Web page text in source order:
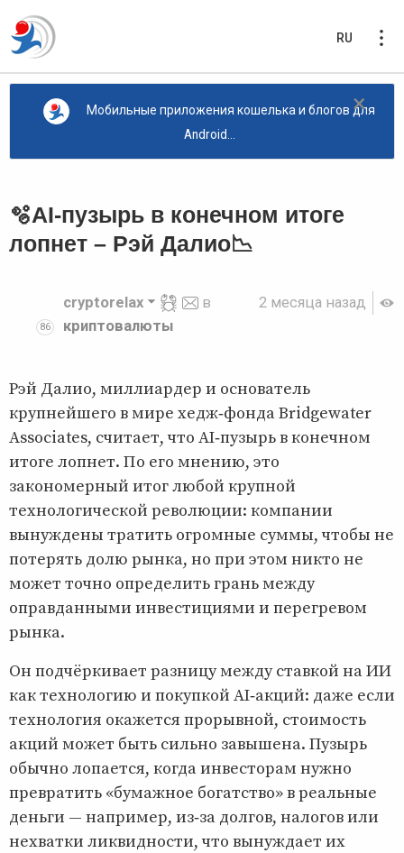
RU
×
Мобильные приложения кошелька и блогов для
Android...
🫧AI-пузырь в конечном итоге
лопнет – Рэй Далио📉
2 месяца назад
86
cryptorelax
в
криптовалюты
Рэй Далио, миллиардер и основатель
крупнейшего в мире хедж‑фонда Bridgewater
Associates, считает, что AI‑пузырь в конечном
итоге лопнет. По его мнению, это
закономерный итог любой крупной
технологической революции: компании
вынуждены тратить огромные суммы, чтобы не
потерять долю рынка, но при этом никто не
может точно определить грань между
оправданными инвестициями и перегревом
рынка.
Он подчёркивает разницу между ставкой на ИИ
как технологию и покупкой AI‑акций: даже если
технология окажется прорывной, стоимость
акций может быть сильно завышена. Пузырь
обычно лопается, когда инвесторам нужно
превратить «бумажное богатство» в реальные
деньги — например, из‑за долгов, налогов или
нехватки ликвидности, что вынуждает их